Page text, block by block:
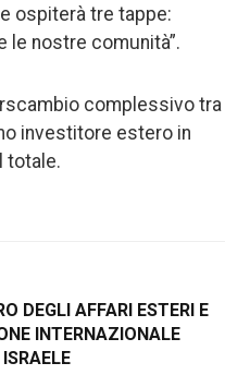
ospiterà tre tappe:
le nostre comunità”.
complessivo tra
investitore estero in
totale.
DEGLI AFFARI ESTERI E
INTERNAZIONALE